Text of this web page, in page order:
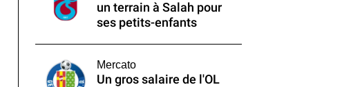
un terrain à Salah pour
ses petits-enfants
Mercato
Un gros salaire de l'OL